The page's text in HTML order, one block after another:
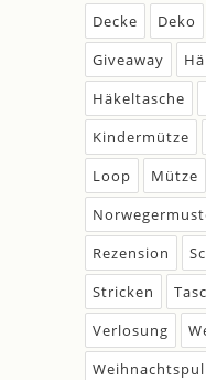
Decke
Deko
Giveaway
Häkeltasche
Kindermütze
Loop
Mütze
Rezension
Stricken
Verlosung